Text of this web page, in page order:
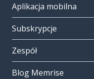
Aplikacja mobilna
Subskrypcje
Zespół
Blog Memrise